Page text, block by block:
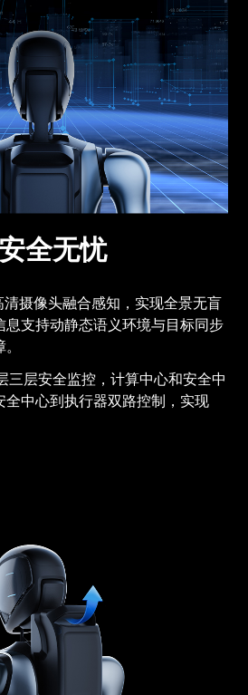
全无忧
清摄像头融合感知，实现全景无盲
息支持动静态语义环境与目标同步
三层安全监控，计算中心和安全中
全中心到执行器双路控制，实现